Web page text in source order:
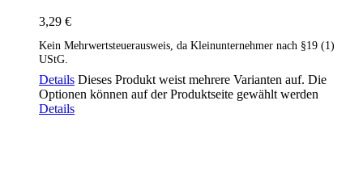
3,29 €
Kein Mehrwertsteuerausweis, da Kleinunternehmer nach §19 (1)
UStG.
Details Dieses Produkt weist mehrere Varianten auf. Die
Optionen können auf der Produktseite gewählt werden
Details